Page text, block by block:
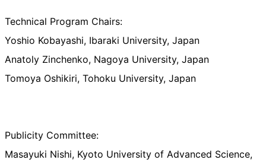
Technical Program Chairs:
Yoshio Kobayashi, Ibaraki University, Japan
Anatoly Zinchenko, Nagoya University, Japan
Tomoya Oshikiri, Tohoku University, Japan
Publicity Committee:
Masayuki Nishi, Kyoto University of Advanced Science,